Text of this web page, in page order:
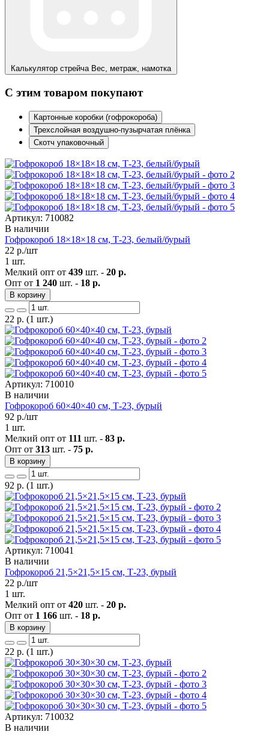
Калькулятор стрейча Вес, метраж, намотка
С этим товаром покупают
Картонные коробки (гофрокороба)
Трехслойная воздушно-пузырчатая плёнка
Скотч упаковочный
Артикул: 710082
В наличии
Гофрокороб 18×18×18 см, Т-23, белый/бурый
22 р./шт
1 шт.
Мелкий опт от 439 шт. - 20 р.
Опт от 1 240 шт. - 18 р.
В корзину
22 р. (1 шт.)
Артикул: 710010
В наличии
Гофрокороб 60×40×40 см, Т-23, бурый
92 р./шт
1 шт.
Мелкий опт от 111 шт. - 83 р.
Опт от 313 шт. - 75 р.
В корзину
92 р. (1 шт.)
Артикул: 710041
В наличии
Гофрокороб 21,5×21,5×15 см, Т-23, бурый
22 р./шт
1 шт.
Мелкий опт от 420 шт. - 20 р.
Опт от 1 166 шт. - 18 р.
В корзину
22 р. (1 шт.)
Артикул: 710032
В наличии